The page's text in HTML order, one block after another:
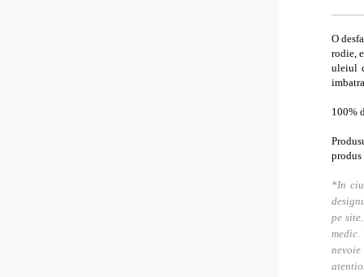
O
rodie,
uleiul
100%
produs
*In
pe